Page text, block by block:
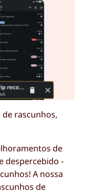
rascunhos,
de
despercebido -
A nossa
de